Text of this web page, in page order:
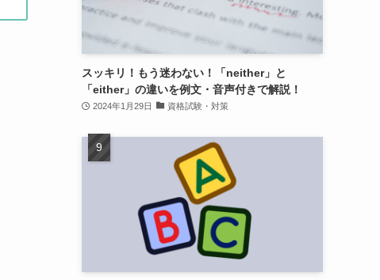
スッキリ！もう迷わない！「neither」と
「either」の違いを例文・音声付きで解説！
2024年1月29日 資格試験・対策